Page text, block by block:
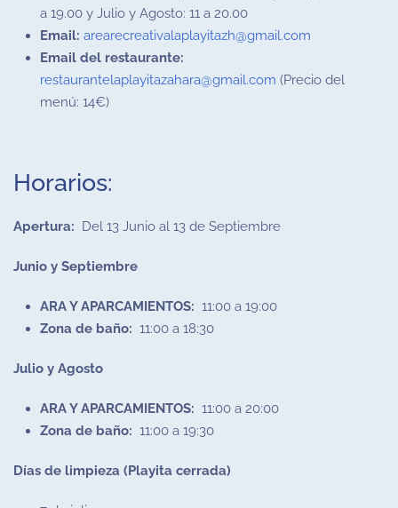
a 19.00 y Julio y Agosto: 11 a 20.00
Email: arearecreativalaplayitazh@gmail.com
Email del restaurante:
restaurantelaplayitazahara@gmail.com (Precio del
menú: 14€)
Horarios:
Apertura: Del 13 Junio al 13 de Septiembre
Junio y Septiembre
ARA Y APARCAMIENTOS: 11:00 a 19:00
Zona de baño: 11:00 a 18:30
Julio y Agosto
ARA Y APARCAMIENTOS: 11:00 a 20:00
Zona de baño: 11:00 a 19:30
Días de limpieza (Playita cerrada)